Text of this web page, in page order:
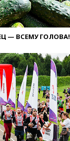
— ВСЕМУ ГОЛОВА!